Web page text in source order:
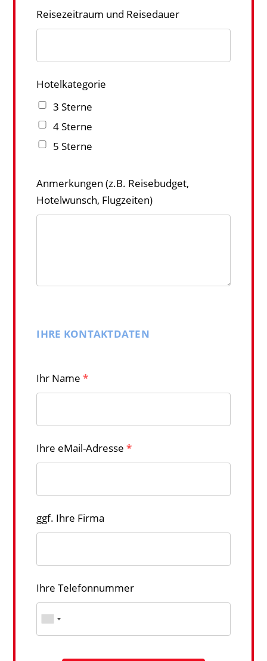
Reisezeitraum und Reisedauer
Hotelkategorie
3 Sterne
4 Sterne
5 Sterne
Anmerkungen (z.B. Reisebudget,
Hotelwunsch, Flugzeiten)
IHRE KONTAKTDATEN
Ihr Name *
Ihre eMail-Adresse *
ggf. Ihre Firma
Ihre Telefonnummer